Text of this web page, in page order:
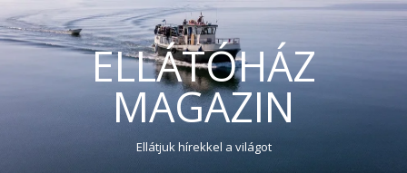
ELLÁTÓHÁZ
MAGAZIN
Ellátjuk hírekkel a világot